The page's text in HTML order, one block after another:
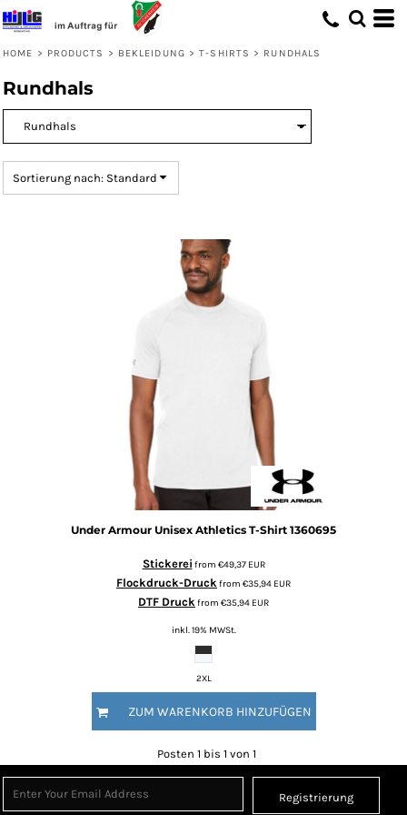
HOME > PRODUCTS > BEKLEIDUNG > T-SHIRTS > RUNDHALS
Rundhals
Sortierung nach: Standard
Under Armour Unisex Athletics T-Shirt 1360695
Stickerei from €49,37 EUR
Flockdruck-Druckfrom €35,94 EUR
DTF Druckfrom €35,94 EUR
inkl. 19% MWSt.
2XL
ZUM WARENKORB HINZUFÜGEN
Posten 1 bis 1 von 1
Registrierung
Standard